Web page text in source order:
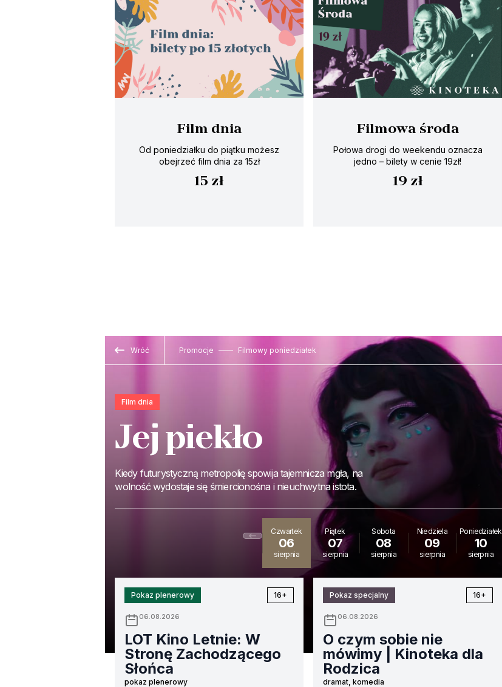
Film dnia
Od poniedziałku do piątku możesz
obejrzeć film dnia za 15zł
15 zł
Filmowa środa
Połowa drogi do weekendu oznacza
jedno – bilety w cenie 19zł!
19 zł
Wróć Promocje Filmowy poniedziałek
Film dnia
Jej piekło
Kiedy futurystyczną metropolię spowija tajemnicza mgła, na
wolność wydostaje się śmiercionośna i nieuchwytna istota.
Czwartek
06
sierpnia
Piątek
07
sierpnia
Sobota
08
sierpnia
Niedziela
09
sierpnia
Poniedziałek
10
sierpnia
Pokaz plenerowy 16+
06.08.2026
LOT Kino Letnie: W
Stronę Zachodzącego
Słońca
pokaz plenerowy
Pokaz specjalny 16+
06.08.2026
O czym sobie nie
mówimy | Kinoteka dla
Rodzica
dramat, komedia